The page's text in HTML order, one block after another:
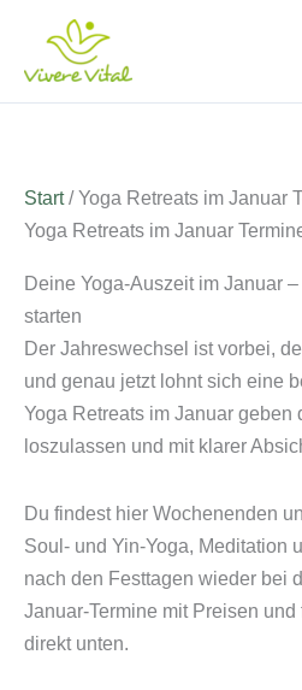
springen
Start/ Yoga Retreats im Januar
Yoga Retreats im Januar
Deine Yoga-Auszeit im Januar
starten
Der Jahreswechsel ist vorbei,
und genau jetzt lohnt sich eine
Yoga Retreats im Januar geben
loszulassen und mit klarer
Du findest hier Wochenenden
Soul- und Yin-Yoga, Meditation
nach den Festtagen wieder bei
Januar-Termine mit Preisen
direkt unten.